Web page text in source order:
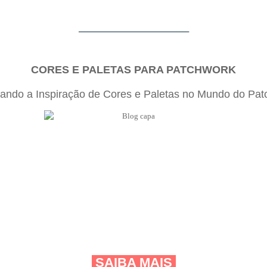
CORES E PALETAS PARA PATCHWORK
a Inspiração de Cores e Paletas no Mundo do
SAIBA MAIS